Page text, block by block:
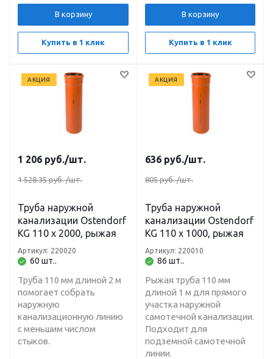
В корзину
Купить в 1 клик
В корзину
Купить в 1 клик
АКЦИЯ
1 206 руб./шт.
1 528.35 руб. /шт.
Труба наружной
канализации Ostendorf
KG 110 х 2000, рыжая
60 шт..
Артикул: 220020
Труба 110 мм длиной 2 м
помогает собрать
наружную
канализационную линию
с меньшим числом
стыков.
АКЦИЯ
636 руб./шт.
805 руб. /шт.
Труба наружной
канализации Ostendorf
KG 110 х 1000, рыжая
86 шт..
Артикул: 220010
Рыжая труба 110 мм
длиной 1 м для прямого
участка наружной
самотечной канализации.
Подходит для
подземной самотечной
линии.